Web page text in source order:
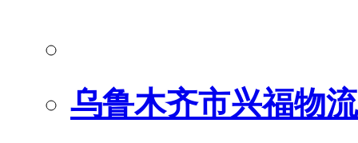
乌鲁木齐市兴福物流